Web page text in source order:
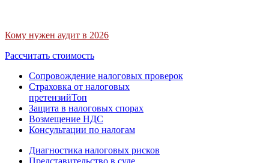
Кому нужен аудит в 2026
Рассчитать стоимость
Сопровождение налоговых проверок
Страховка от налоговых
претензийТоп
Защита в налоговых спорах
Возмещение НДС
Консультации по налогам
Диагностика налоговых рисков
Представительство в суде